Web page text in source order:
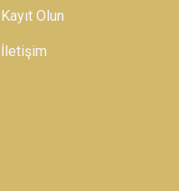
Kayıt Olun
İletişim